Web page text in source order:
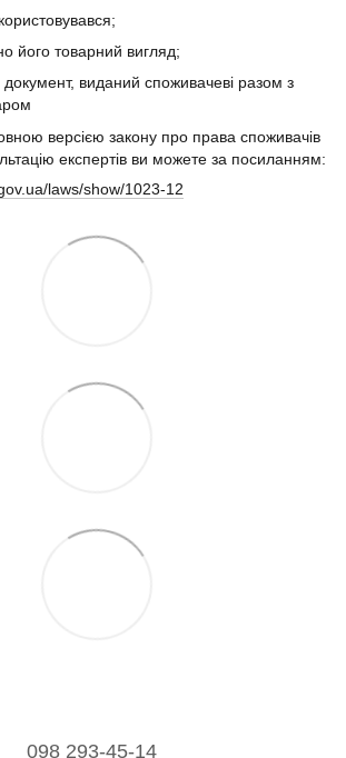
його товарний вигляд;
документ, виданий споживачеві разом з
версією закону про права споживачів
експертів ви можете за посиланням:
laws/show/1023-12
098 293-45-14